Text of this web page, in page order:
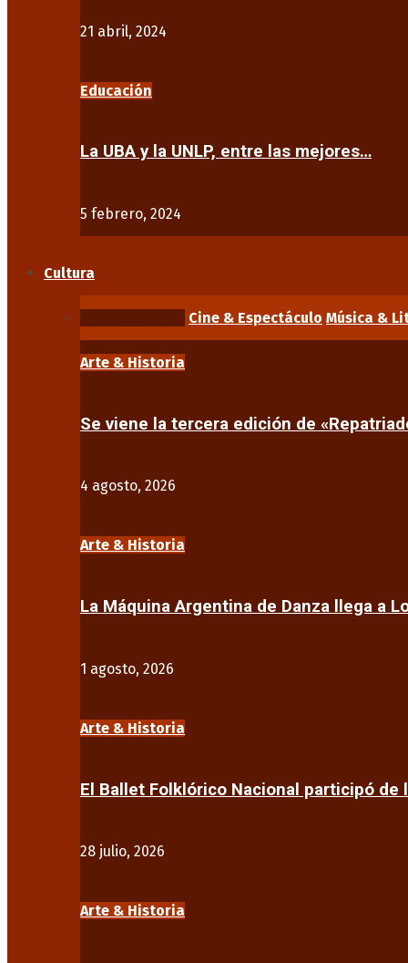
21 abril, 2024
Educación
La UBA y la UNLP, entre las mejores…
5 febrero, 2024
Cultura
Cine & Espectáculo Música &
Arte & Historia
Se viene la tercera edición de
4 agosto, 2026
Arte & Historia
La Máquina Argentina de Danza llega a
1 agosto, 2026
Arte & Historia
El Ballet Folklórico Nacional participó de
28 julio, 2026
Arte & Historia